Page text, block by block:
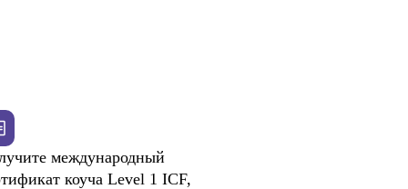
международный
коуча Level 1 ICF,